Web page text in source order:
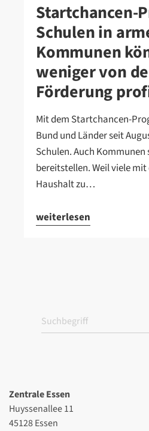
Startchancen-
Schulen in
Kommunen
weniger von
Förderung
Mit dem Startchancen-
Bund und Länder seit
Schulen. Auch
bereitstellen. Weil viele
Haushalt zu…
weiterlesen
Zentrale Essen
Huyssenallee 11
45128 Essen